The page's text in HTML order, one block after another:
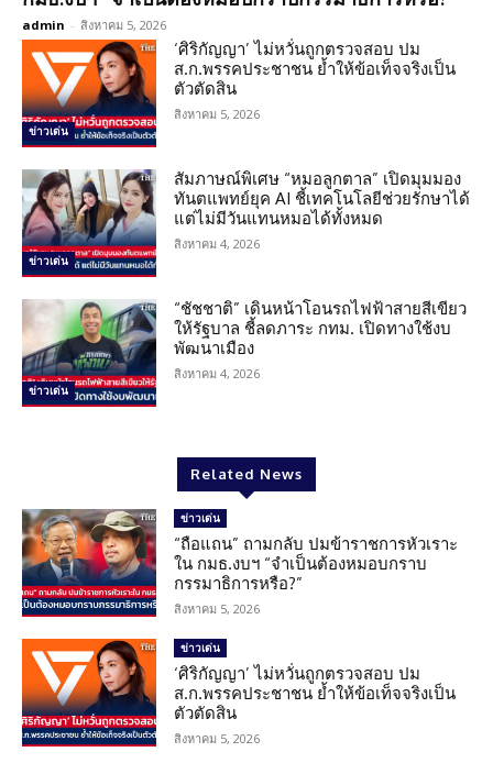
admin - สิงหาคม 5, 2026
ข่าวเด่น
‘ศิริกัญญา’ ไม่หวั่นถูกตรวจสอบ ปม
ส.ก.พรรคประชาชน ย้ำให้ข้อเท็จจริงเป็น
ตัวตัดสิน
สิงหาคม 5, 2026
ข่าวเด่น
สัมภาษณ์พิเศษ “หมอลูกตาล” เปิดมุมมอง
ทันตแพทย์ยุค AI ชี้เทคโนโลยีช่วยรักษาได้
แต่ไม่มีวันแทนหมอได้ทั้งหมด
สิงหาคม 4, 2026
ข่าวเด่น
“ชัชชาติ” เดินหน้าโอนรถไฟฟ้าสายสีเขียว
ให้รัฐบาล ชี้ลดภาระ กทม. เปิดทางใช้งบ
พัฒนาเมือง
สิงหาคม 4, 2026
Related News
ข่าวเด่น
“ถือแถน” ถามกลับ ปมข้าราชการหัวเราะ
ใน กมธ.งบฯ “จำเป็นต้องหมอบกราบ
กรรมาธิการหรือ?”
สิงหาคม 5, 2026
ข่าวเด่น
‘ศิริกัญญา’ ไม่หวั่นถูกตรวจสอบ ปม
ส.ก.พรรคประชาชน ย้ำให้ข้อเท็จจริงเป็น
ตัวตัดสิน
สิงหาคม 5, 2026